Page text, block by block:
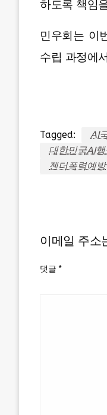
하도록 책임
민우회는 이
수립 과정에
Tagged: AI
대한민국AI
젠더폭력예방
이메일 주소
댓글 *